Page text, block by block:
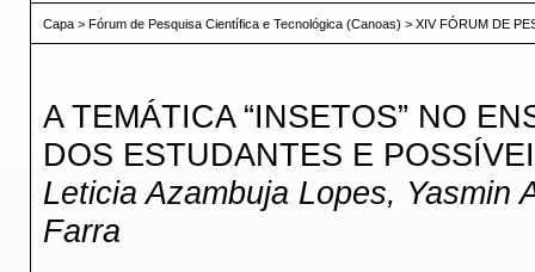
Capa> Fórum de Pesquisa Científica e Tecnológica (Canoas) > XIV FÓRUM DE
A TEMÁTICA “INSETOS” NO
DOS ESTUDANTES E
Leticia Azambuja Lopes, Yasmin
Farra